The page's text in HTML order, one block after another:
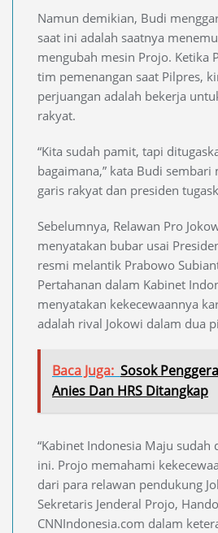
Namun demikian, Budi
saat ini adalah saatnya
mengubah mesin Projo. Ketika
tim pemenangan saat Pilpres,
perjuangan adalah bekerja
rakyat.
“Kita sudah pamit, tapi
bagaimana,” kata Budi sembari
garis rakyat dan presiden
Sebelumnya, Relawan Pro
menyatakan bubar usai
resmi melantik Prabowo
Pertahanan dalam Kabinet
menyatakan kekecewaannya
adalah rival Jokowi dalam dua
Baca Juga: Sosok
Anies Dan HRS Ditangkap
“Kabinet Indonesia Maju
ini. Projo memahami
dari para relawan pendukung
Sekretaris Jenderal Projo,
CNNIndonesia.com dalam